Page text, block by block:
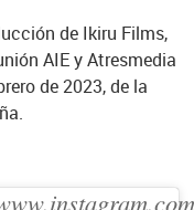
de Ikiru Films,
AIE y Atresmedia
de 2023, de la